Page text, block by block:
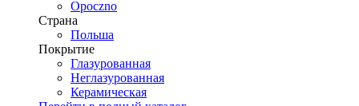
Opoczno
Страна
Польша
Покрытие
Глазурованная
Неглазурованная
Керамическая